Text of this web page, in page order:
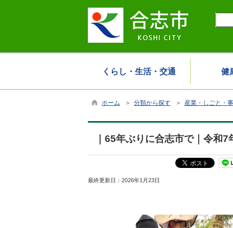
くらし・生活・交通 健
ホーム ＞ 分類から探す ＞ 産業・しごと・
｜65年ぶりに合志市で｜令和
最終更新日： 2026年1月23日